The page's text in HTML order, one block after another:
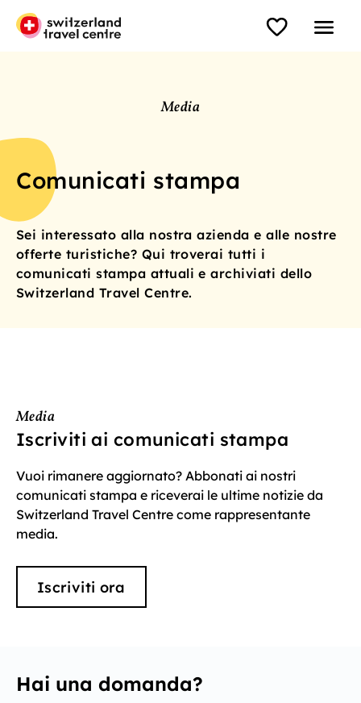
Media
Comunicati stampa
Sei interessato alla nostra azienda e alle nostre
offerte turistiche? Qui troverai tutti i
comunicati stampa attuali e archiviati dello
Switzerland Travel Centre.
Media
Iscriviti ai comunicati stampa
Vuoi rimanere aggiornato? Abbonati ai nostri
comunicati stampa e riceverai le ultime notizie da
Switzerland Travel Centre come rappresentante
media.
Iscriviti ora
Hai una domanda?